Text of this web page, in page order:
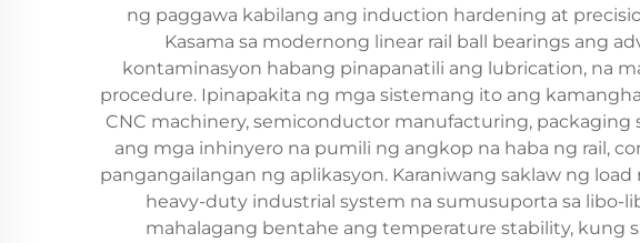
ng paggawa kabilang ang induction hardening at
Kasama sa modernong linear rail ball bearings ang
kontaminasyon habang pinapanatili ang lubrication, na
procedure. Ipinapakita ng mga sistemang ito ang
CNC machinery, semiconductor manufacturing,
ang mga inhinyero na pumili ng angkop na haba ng rail,
pangangailangan ng aplikasyon. Karaniwang saklaw ng
heavy-duty industrial system na sumusuporta sa libo-
mahalagang bentahe ang temperature stability, kung